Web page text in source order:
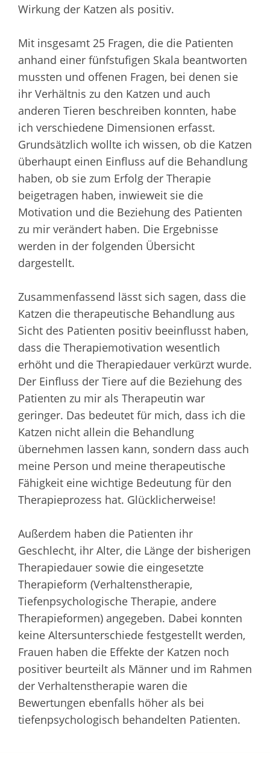
Wirkung der Katzen als positiv.
Mit insgesamt 25 Fragen, die die Patienten
anhand einer fünfstufigen Skala beantworten
mussten und offenen Fragen, bei denen sie
ihr Verhältnis zu den Katzen und auch
anderen Tieren beschreiben konnten, habe
ich verschiedene Dimensionen erfasst.
Grundsätzlich wollte ich wissen, ob die Katzen
überhaupt einen Einfluss auf die Behandlung
haben, ob sie zum Erfolg der Therapie
beigetragen haben, inwieweit sie die
Motivation und die Beziehung des Patienten
zu mir verändert haben. Die Ergebnisse
werden in der folgenden Übersicht
dargestellt.
Zusammenfassend lässt sich sagen, dass die
Katzen die therapeutische Behandlung aus
Sicht des Patienten positiv beeinflusst haben,
dass die Therapiemotivation wesentlich
erhöht und die Therapiedauer verkürzt wurde.
Der Einfluss der Tiere auf die Beziehung des
Patienten zu mir als Therapeutin war
geringer. Das bedeutet für mich, dass ich die
Katzen nicht allein die Behandlung
übernehmen lassen kann, sondern dass auch
meine Person und meine therapeutische
Fähigkeit eine wichtige Bedeutung für den
Therapieprozess hat. Glücklicherweise!
Außerdem haben die Patienten ihr
Geschlecht, ihr Alter, die Länge der bisherigen
Therapiedauer sowie die eingesetzte
Therapieform (Verhaltenstherapie,
Tiefenpsychologische Therapie, andere
Therapieformen) angegeben. Dabei konnten
keine Altersunterschiede festgestellt werden,
Frauen haben die Effekte der Katzen noch
positiver beurteilt als Männer und im Rahmen
der Verhaltenstherapie waren die
Bewertungen ebenfalls höher als bei
tiefenpsychologisch behandelten Patienten.